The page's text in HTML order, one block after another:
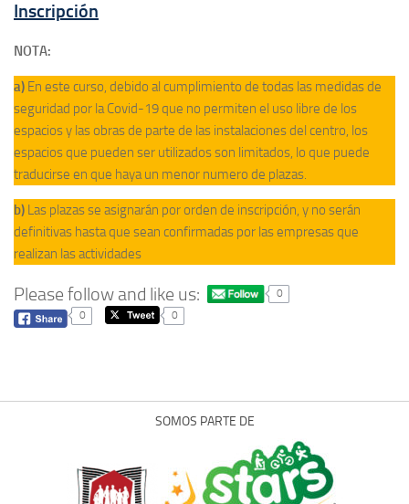
Inscripción
NOTA:
a) En este curso, debido al cumplimiento de todas las medidas de
seguridad por la Covid-19 que no permiten el uso libre de los
espacios y las obras de parte de las instalaciones del centro, los
espacios que pueden ser utilizados son limitados, lo que puede
traducirse en que haya un menor numero de plazas.
b) Las plazas se asignarán por orden de inscripción, y no serán
definitivas hasta que sean confirmadas por las empresas que
realizan las actividades
Please follow and like us:
0
0
0
SOMOS PARTE DE